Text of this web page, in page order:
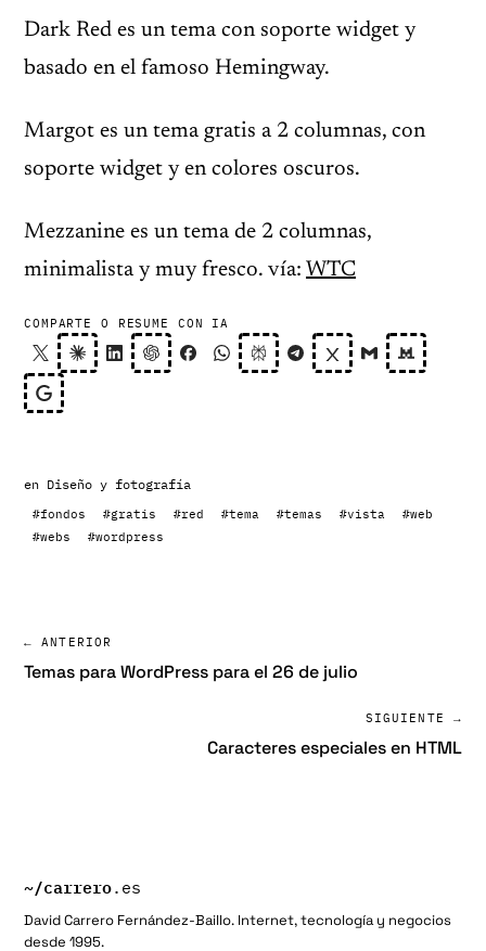
Dark Red es un tema con soporte widget y
basado en el famoso Hemingway.
Margot es un tema gratis a 2 columnas, con
soporte widget y en colores oscuros.
Mezzanine es un tema de 2 columnas,
minimalista y muy fresco. vía: WTC
COMPARTE O RESUME CON IA
en Diseño y fotografía
#fondos #gratis #red #tema #temas #vista
#web
#webs
#wordpress
← ANTERIOR
Temas para WordPress para el 26 de julio
SIGUIENTE →
Caracteres especiales en HTML
~/carrero.es
David Carrero Fernández-Baillo. Internet, tecnología y negocios
desde 1995.